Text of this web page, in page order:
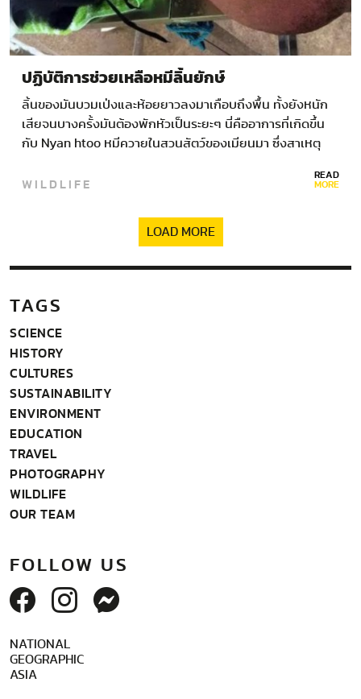
ปฏิบัติการช่วยเหลือหมีลิ้นยักษ์
ลิ้นของมันบวมเป่งและห้อยยาวลงมาเกือบถึงพื้น ทั้งยังหนัก
เสียจนบางครั้งมันต้องพักหัวเป็นระยะๆ นี่คืออาการที่เกิดขึ้น
กับ Nyan htoo หมีควายในสวนสัตว์ของเมียนมา ซึ่งสาเหตุ
WILDLIFE READ
MORE
LOAD MORE
TAGS
SCIENCE
HISTORY
CULTURES
SUSTAINABILITY
ENVIRONMENT
EDUCATION
TRAVEL
PHOTOGRAPHY
WILDLIFE
OUR TEAM
FOLLOW US
NATIONAL
GEOGRAPHIC
ASIA